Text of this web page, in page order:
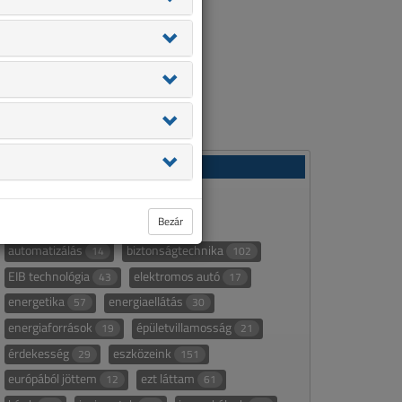
áttekintő táblázat 232
107
automatizálás 14 biztonságtechnika 102
EIB technológia 43 elektromos autó 17
energetika 57 energiaellátás 30
energiaforrások 19 épületvillamosság 21
érdekesség 29 eszközeink 151
európából jöttem 12 ezt láttam 61
Bezár